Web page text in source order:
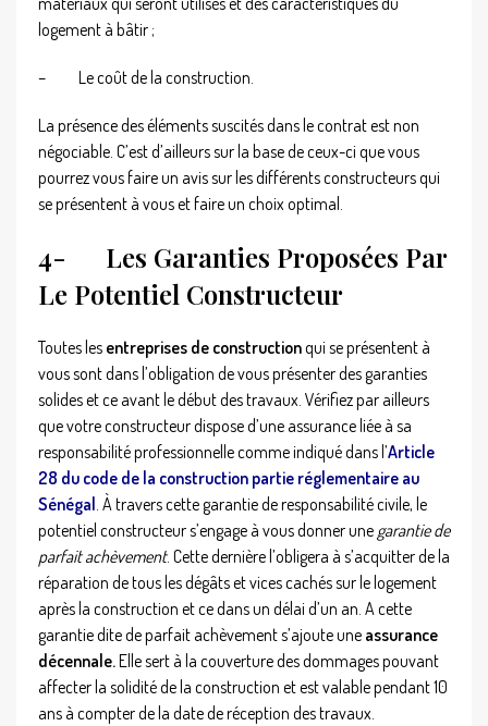
logement à bâtir ;
– Le coût de la construction.
La présence des éléments suscités dans le contrat est non
négociable. C’est d’ailleurs sur la base de ceux-ci que vous
pourrez vous faire un avis sur les différents constructeurs qui
se présentent à vous et faire un choix optimal.
4-
Les Garanties Proposées Par
Le Potentiel Constructeur
Toutes les entreprises de constructionqui se présentent à
vous sont dans l’obligation de vous présenter des garanties
solides et ce avant le début des travaux. Vérifiez par ailleurs
que votre constructeur dispose d’une assurance liée à sa
responsabilité professionnelle comme indiqué dans l’Article
28 du code de la construction partie réglementaire au
Sénégal. À travers cette garantie de responsabilité civile, le
potentiel constructeur s’engage à vous donner une garantie de
parfait achèvement. Cette dernière l’obligera à s’acquitter de la
réparation de tous les dégâts et vices cachés sur le logement
après la construction et ce dans un délai d’un an. A cette
garantie dite de parfait achèvement s’ajoute une assurance
décennale.Elle sert à la couverture des dommages pouvant
affecter la solidité de la construction et est valable pendant 10
ans à compter de la date de réception des travaux.